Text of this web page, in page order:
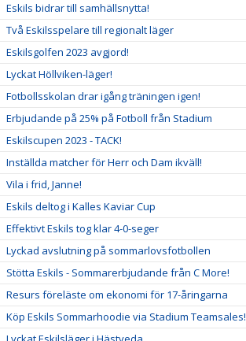
Eskils bidrar till samhällsnytta!
Två Eskilsspelare till regionalt läger
Eskilsgolfen 2023 avgjord!
Lyckat Höllviken-läger!
Fotbollsskolan drar igång träningen igen!
Erbjudande på 25% på Fotboll från Stadium
Eskilscupen 2023 - TACK!
Inställda matcher för Herr och Dam ikväll!
Vila i frid, Janne!
Eskils deltog i Kalles Kaviar Cup
Effektivt Eskils tog klar 4-0-seger
Lyckad avslutning på sommarlovsfotbollen
Stötta Eskils - Sommarerbjudande från C More!
Resurs föreläste om ekonomi för 17-åringarna
Köp Eskils Sommarhoodie via Stadium Teamsales!